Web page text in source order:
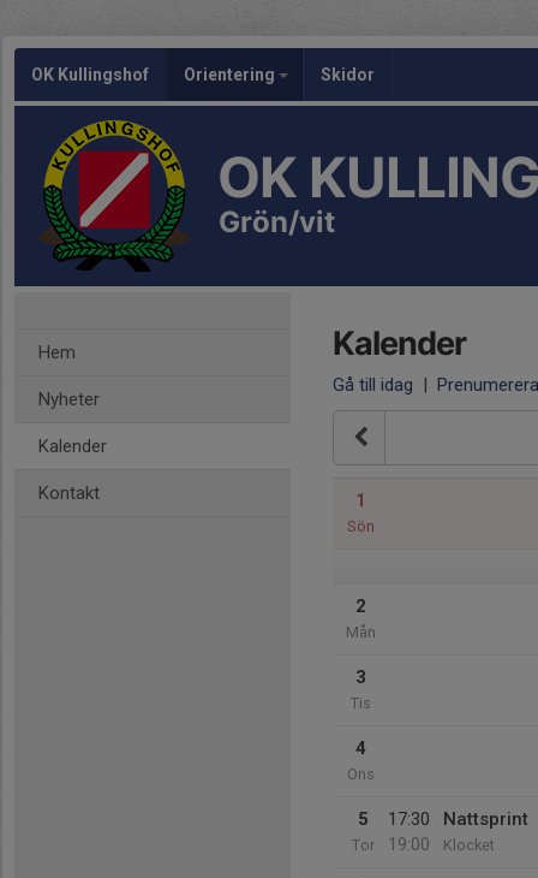
OK Kullingshof Orientering Skidor
OK
Grön/vit
Hem
Nyheter
Kalender
Kontakt
Kalender
Gå till idag | Prenumerera
1
Sön
2
Mån
3
Tis
4
Ons
5
Tor
17:30
19:00
Nattsprint
Klocket